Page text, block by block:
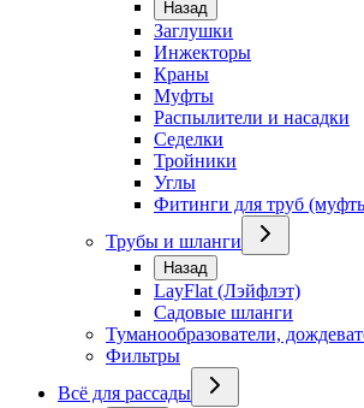
Назад
Заглушки
Инжекторы
Краны
Муфты
Распылители и насадки
Седелки
Тройники
Углы
Фитинги для труб
Трубы и шланги
Назад
LayFlat (Лэйфлэт)
Садовые шланги
Туманообразователи,
Фильтры
Всё для рассады